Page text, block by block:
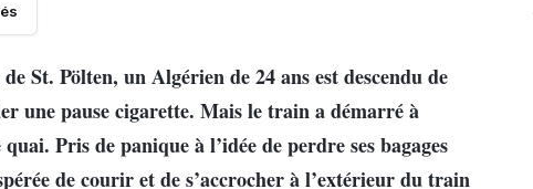
St. Pölten, un Algérien de 24 ans est descendu de
une pause cigarette. Mais le train a démarré à
Pris de panique à l’idée de perdre ses bagages
de courir et de s’accrocher à l’extérieur du train